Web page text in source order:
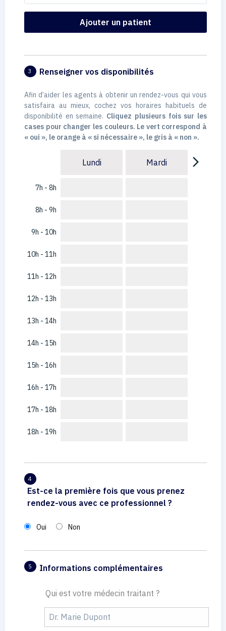
Ajouter un patient
3 Renseigner vos disponibilités
Afin d’aider les agents à obtenir un rendez-vous qui vous
satisfaira au mieux, cochez vos horaires habituels de
disponibilité en semaine. Cliquez plusieurs fois sur les
cases pour changer les couleurs. Le vert correspond à
« oui », le orange à « si nécessaire », le gris à « non ».
7h - 8h
8h - 9h
9h - 10h
10h - 11h
11h - 12h
12h - 13h
13h - 14h
14h - 15h
15h - 16h
16h - 17h
17h - 18h
18h - 19h
Lundi Mardi arrow_forward_ios
4
Est-ce la première fois que vous prenez
rendez-vous avec ce professionnel ?
Oui Non
5 Informations complémentaires
Qui est votre médecin traitant ?